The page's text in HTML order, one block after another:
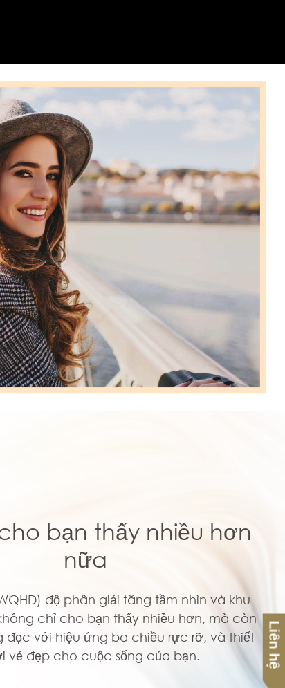
bạn thấy nhiều hơn
nữa
độ phân giải tăng tầm nhìn và khu
chỉ cho bạn thấy nhiều hơn, mà còn
đọc với hiệu ứng ba chiều rực rỡ, và thiết
vẻ đẹp cho cuộc sống của bạn.
Liên hệ